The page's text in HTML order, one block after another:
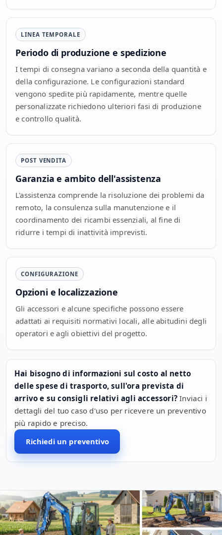
LINEA TEMPORALE
Periodo di produzione e spedizione
I tempi di consegna variano a seconda della quantità e
della configurazione. Le configurazioni standard
vengono spedite più rapidamente, mentre quelle
personalizzate richiedono ulteriori fasi di produzione
e controllo qualità.
POST VENDITA
Garanzia e ambito dell'assistenza
L'assistenza comprende la risoluzione dei problemi da
remoto, la consulenza sulla manutenzione e il
coordinamento dei ricambi essenziali, al fine di
ridurre i tempi di inattività imprevisti.
CONFIGURAZIONE
Opzioni e localizzazione
Gli accessori e alcune specifiche possono essere
adattati ai requisiti normativi locali, alle abitudini degli
operatori e agli obiettivi del progetto.
Hai bisogno di informazioni sul costo al netto
delle spese di trasporto, sull'ora prevista di
arrivo e su consigli relativi agli accessori? Inviaci i
dettagli del tuo caso d'uso per ricevere un preventivo
più rapido e preciso.
Richiedi un preventivo